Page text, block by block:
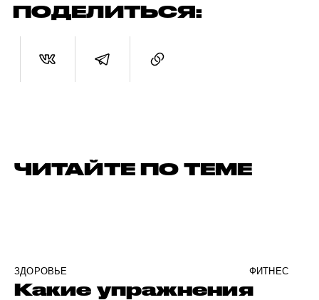
ПОДЕЛИТЬСЯ:
ЧИТАЙТЕ ПО ТЕМЕ
ЗДОРОВЬЕ ФИТНЕС
Какие упражнения